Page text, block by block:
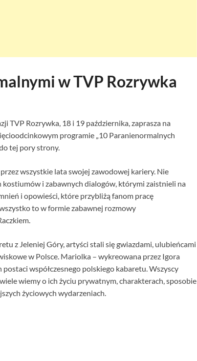
w TVP Rozrywka
TVP Rozrywka, 18 i 19 października, zaprasza na
programie „10 Paranienormalnych
tej pory strony.
wszystkie lata swojej zawodowej kariery. Nie
i zabawnych dialogów, którymi zaistnieli na
i opowieści, które przybliżą fanom pracę
to w formie zabawnej rozmowy
z Jeleniej Góry, artyści stali się gwiazdami, ulubieńcami
w Polsce. Mariolka – wykreowana przez Igora
współczesnego polskiego kabaretu. Wszyscy
wiemy o ich życiu prywatnym, charakterach, sposobie
życiowych wydarzeniach.